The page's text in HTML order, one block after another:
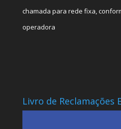
chamada para rede fixa,
operadora
Livro de Reclamações